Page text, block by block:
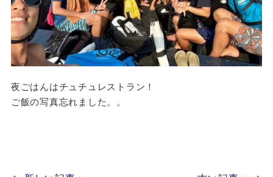
夜ごはんはチュチュレストラン！
ご飯の写真忘れました。。